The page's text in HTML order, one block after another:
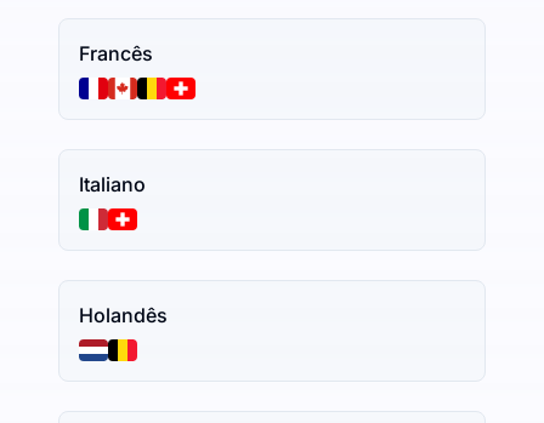
Francês
Italiano
Holandês